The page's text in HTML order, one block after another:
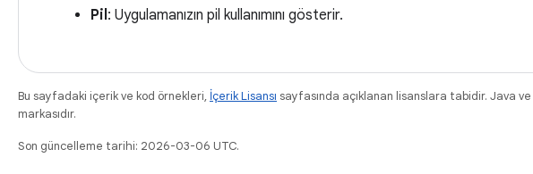
Pil: Uygulamanızın pil kullanımını gösterir.
Bu sayfadaki içerik ve kod örnekleri, İçerik Lisansı sayfasında açıklanan lisanslara tabidir. Java
markasıdır.
Son güncelleme tarihi: 2026-03-06 UTC.